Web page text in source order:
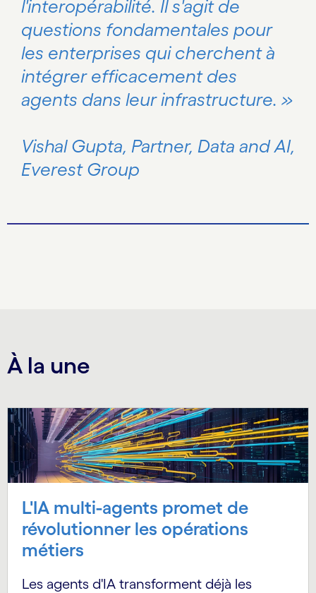
l'interopérabilité. Il s'agit de
questions fondamentales pour
les enterprises qui cherchent à
intégrer efficacement des
agents dans leur infrastructure. »
Vishal Gupta, Partner, Data and AI,
Everest Group
À la une
L'IA multi-agents promet de
révolutionner les opérations
métiers
Les agents d'IA transforment déjà les